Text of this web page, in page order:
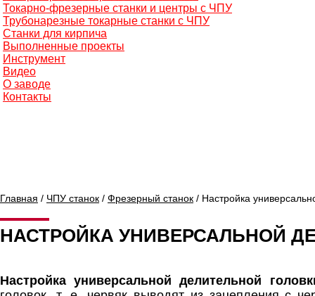
Токарно-фрезерные станки и центры с ЧПУ
Трубонарезные токарные станки с ЧПУ
Станки для кирпича
Выполненные проекты
Инструмент
Видео
О заводе
Контакты
Главная / ЧПУ станок / Фрезерный станок / Настройка
НАСТРОЙКА УНИВЕРСАЛЬНОЙ
Настройка универсальной делительной